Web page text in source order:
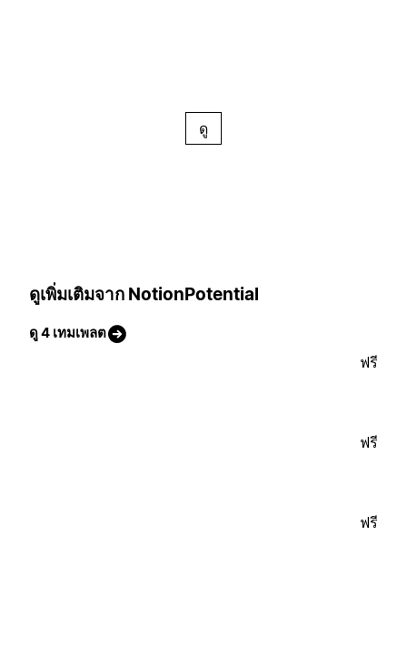
ดู
ดูเพิ่มเติมจาก NotionPotential
ดู 4 เทมเพลต
ฟรี
ฟรี
ฟรี